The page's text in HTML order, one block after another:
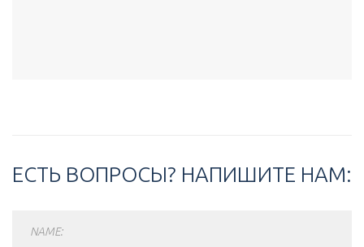
ЕСТЬ ВОПРОСЫ? НАПИШИТЕ НАМ:
NAME: